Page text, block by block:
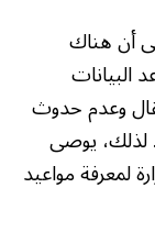
أن هناك
البيانات
وعدم حدوث
يوصى
لمعرفة مواعيد